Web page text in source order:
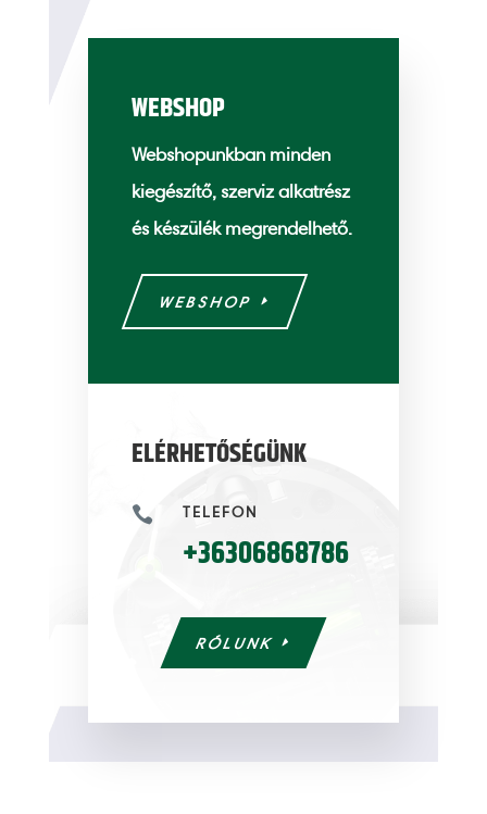
WEBSHOP
Webshopunkban minden
kiegészítő, szerviz alkatrész
és készülék megrendelhető.
WEBSHOP
ELÉRHETŐSÉGÜNK
 TELEFON
+36306868786
RÓLUNK